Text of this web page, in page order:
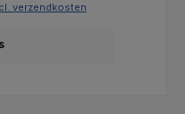
verzendkosten